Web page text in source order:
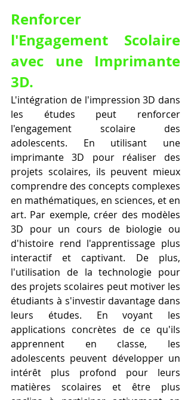
Renforcer
l'Engagement Scolaire
avec une Imprimante
3D.
L'intégration de l'impression 3D dans
les études peut renforcer
l'engagement scolaire des
adolescents. En utilisant une
imprimante 3D pour réaliser des
projets scolaires, ils peuvent mieux
comprendre des concepts complexes
en mathématiques, en sciences, et en
art. Par exemple, créer des modèles
3D pour un cours de biologie ou
d'histoire rend l'apprentissage plus
interactif et captivant. De plus,
l'utilisation de la technologie pour
des projets scolaires peut motiver les
étudiants à s'investir davantage dans
leurs études. En voyant les
applications concrètes de ce qu'ils
apprennent en classe, les
adolescents peuvent développer un
intérêt plus profond pour leurs
matières scolaires et être plus